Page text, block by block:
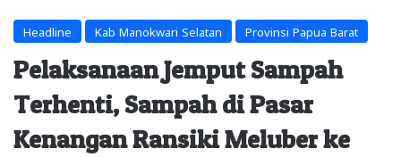
Headline Kab Manokwari Selatan Provinsi Papua Barat
Pelaksanaan Jemput Sampah
Terhenti, Sampah di Pasar
Kenangan Ransiki Meluber ke